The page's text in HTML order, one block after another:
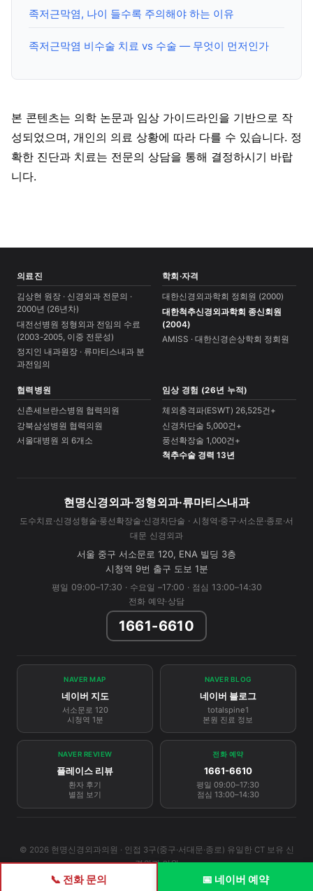
족저근막염, 나이 들수록 주의해야 하는 이유
족저근막염 비수술 치료 vs 수술 — 무엇이 먼저인가
본 콘텐츠는 의학 논문과 임상 가이드라인을 기반으로 작
성되었으며, 개인의 의료 상황에 따라 다를 수 있습니다. 정
확한 진단과 치료는 전문의 상담을 통해 결정하시기 바랍
니다.
의료진
김상현 원장 · 신경외과 전문의 ·
2000년 (26년차)
대전선병원 정형외과 전임의 수료
(2003-2005, 이중 전문성)
정지인 내과원장 · 류마티스내과 분
과전임의
학회·자격
대한신경외과학회 정회원 (2000)
대한척추신경외과학회 종신회원
(2004)
AMISS · 대한신경손상학회 정회원
협력병원
신촌세브란스병원 협력의원
강북삼성병원 협력의원
서울대병원 외 6개소
임상 경험 (26년 누적)
체외충격파(ESWT) 26,525건+
신경차단술 5,000건+
풍선확장술 1,000건+
척추수술 경력 13년
현명신경외과·정형외과·류마티스내과
도수치료·신경성형술·풍선확장술·신경차단술 · 시청역·중구·서소문·종로·서
대문 신경외과
서울 중구 서소문로 120, ENA 빌딩 3층
시청역 9번 출구 도보 1분
평일 09:00–17:30 · 수요일 –17:00 · 점심 13:00–14:30
전화 예약·상담
1661-6610
NAVER MAP
네이버 지도
서소문로 120
시청역 1분
NAVER BLOG
네이버 블로그
totalspine1
본원 진료 정보
NAVER REVIEW
플레이스 리뷰
환자 후기
별점 보기
전화 예약
1661-6610
평일 09:00–17:30
점심 13:00–14:30
© 2026 현명신경외과의원 · 인접 3구(중구·서대문·종로) 유일한 CT 보유 신
경외과 의원
📞 전화 문의 📅 네이버 예약